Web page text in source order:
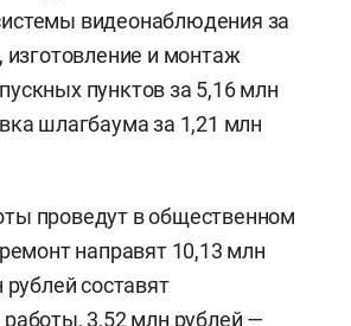
видеонаблюдения за
изготовление и монтаж
пунктов за 5,16 млн
шлагбаума за 1,21 млн
проведут в общественном
направят 10,13 млн
составят
работы, 3,52 млн рублей —